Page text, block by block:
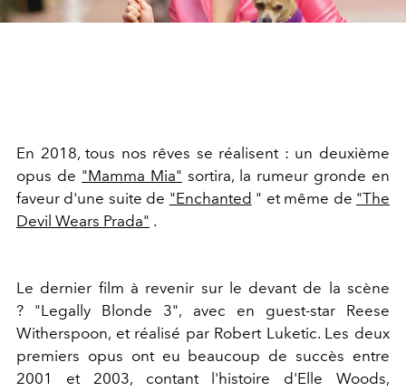
En 2018, tous nos rêves se réalisent : un deuxième
opus de "Mamma Mia" sortira, la rumeur gronde en
faveur d'une suite de "Enchanted " et même de "The
Devil Wears Prada" .
Le dernier film à revenir sur le devant de la scène
? "Legally Blonde 3", avec en guest-star Reese
Witherspoon, et réalisé par Robert Luketic. Les deux
premiers opus ont eu beaucoup de succès entre
2001 et 2003, contant l'histoire d'Elle Woods,